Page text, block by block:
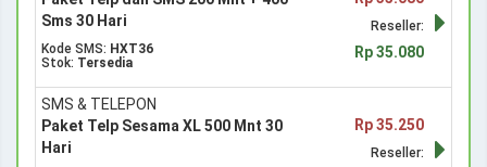
Sms 30 Hari
Kode SMS: HXT36
Stok: Tersedia
Reseller:
Rp 35.080
SMS & TELEPON
Paket Telp Sesama XL 500 Mnt 30
Hari
Rp 35.250
Reseller: